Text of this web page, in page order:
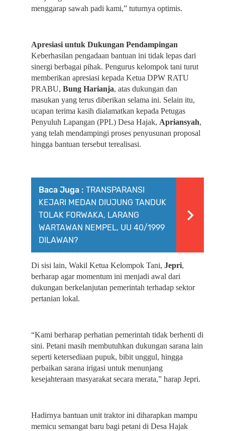
menggarap sawah padi kami,” tuturnya optimis.
Apresiasi untuk Dukungan Pendampingan
Keberhasilan pengadaan bantuan ini tidak lepas dari
sinergi berbagai pihak. Pengurus kelompok tani turut
memberikan apresiasi kepada Ketua DPW RATU
PRABU, Bung Harianja, atas dukungan dan
masukan yang terus diberikan selama ini. Selain itu,
ucapan terima kasih dialamatkan kepada Petugas
Penyuluh Lapangan (PPL) Desa Hajak, Apriansyah,
yang telah mendampingi proses penyusunan proposal
hingga bantuan tersebut terealisasi.
Baca Juga : TRANSPARANSI
KEJARI MEDAN DIUJUNG TANDUK
TOLAK FORWAKA, LARANG
WARTAWAN NEMPEL, UU 40/1999
DILAWAN?
Di sisi lain, Wakil Ketua Kelompok Tani, Jepri,
berharap agar momentum ini menjadi awal dari
dukungan berkelanjutan pemerintah terhadap sektor
pertanian lokal.
“Kami berharap perhatian pemerintah tidak berhenti di
sini. Petani masih membutuhkan dukungan sarana lain
seperti ketersediaan pupuk, bibit unggul, hingga
perbaikan sarana irigasi untuk menunjang
kesejahteraan masyarakat secara merata,” harap Jepri.
Hadirnya bantuan unit traktor ini diharapkan mampu
memicu semangat baru bagi petani di Desa Hajak